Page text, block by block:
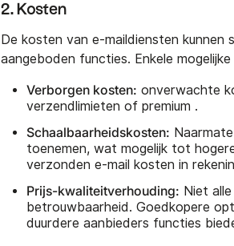
2. Kosten
De kosten van e-maildiensten kunnen
aangeboden functies. Enkele
Verborgen kosten: onverwachte
verzendlimieten of premium .
Schaalbaarheidskosten:
toenemen, wat mogelijk tot
verzonden e-mail kosten in
Prijs-kwaliteitverhouding: Niet
betrouwbaarheid. Goedkopere
duurdere aanbieders functies